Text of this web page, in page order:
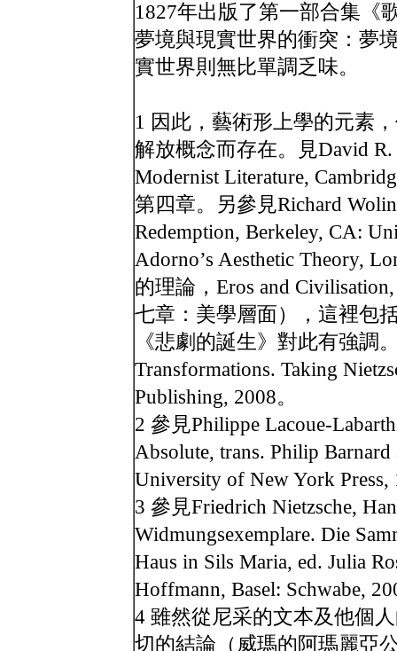
1827年出版了第一部合集《
夢境與現實世界的衝突：夢
實世界則無比單調乏味。
1 因此，藝術形上學的元素
解放概念而存在。見David R.
Modernist Literature,
第四章。另參見Richard
Redemption, Berkeley, CA:
Adorno’s Aesthetic Theory,
的理論，Eros and
七章：美學層面），這裡包
《悲劇的誕生》對此有強調
Transformations. Taking
Publishing, 2008。
2 參見Philippe Lacoue-
Absolute, trans. Philip
University of New York Press,
3 參見Friedrich Nietzsche,
Widmungsexemplare. Die
Haus in Sils Maria, ed. Julia
Hoffmann, Basel: Schwabe,
4 雖然從尼采的文本及他個
切的結論（威瑪的阿瑪麗亞